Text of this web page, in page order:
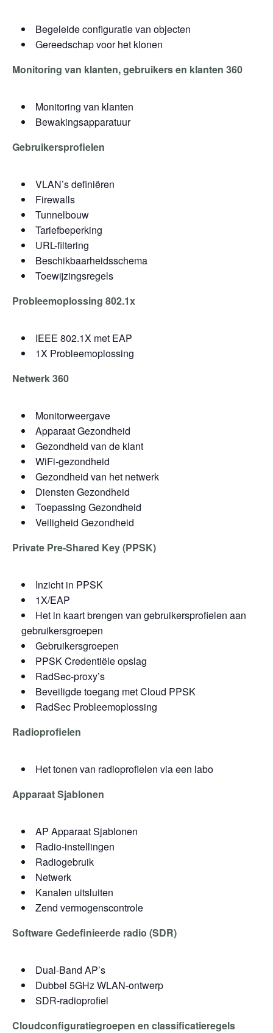
Begeleide configuratie van objecten
Gereedschap voor het klonen
Monitoring van klanten, gebruikers en klanten 360
Monitoring van klanten
Bewakingsapparatuur
Gebruikersprofielen
VLAN’s definiëren
Firewalls
Tunnelbouw
Tariefbeperking
URL-filtering
Beschikbaarheidsschema
Toewijzingsregels
Probleemoplossing 802.1x
IEEE 802.1X met EAP
1X Probleemoplossing
Netwerk 360
Monitorweergave
Apparaat Gezondheid
Gezondheid van de klant
WiFi-gezondheid
Gezondheid van het netwerk
Diensten Gezondheid
Toepassing Gezondheid
Veiligheid Gezondheid
Private Pre-Shared Key (PPSK)
Inzicht in PPSK
1X/EAP
Het in kaart brengen van gebruikersprofielen aan
gebruikersgroepen
Gebruikersgroepen
PPSK Credentiële opslag
RadSec-proxy’s
Beveiligde toegang met Cloud PPSK
RadSec Probleemoplossing
Radioprofielen
Het tonen van radioprofielen via een labo
ApparaatSjablonen
AP Apparaat Sjablonen
Radio-instellingen
Radiogebruik
Netwerk
Kanalen uitsluiten
Zend vermogenscontrole
Software Gedefinieerde radio (SDR)
Dual-Band AP’s
Dubbel 5GHz WLAN-ontwerp
SDR-radioprofiel
Cloudconfiguratiegroepen en classificatieregels